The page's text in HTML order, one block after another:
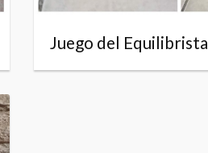
Juego del Equilibrista